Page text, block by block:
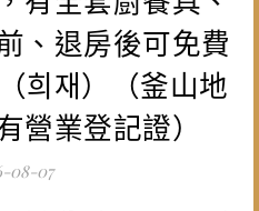
、退房後可免費
희재）（釜山地
營業登記證）
08-07